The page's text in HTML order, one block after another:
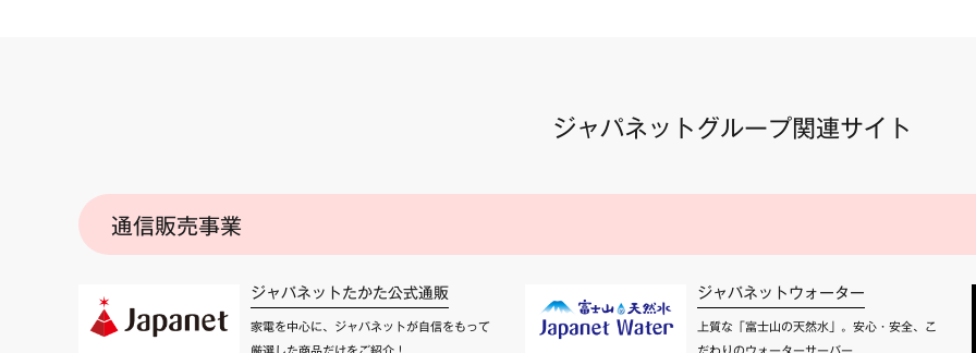
ジャパネットグループ関連サイト
通信販売事業
ジャパネットたかた公式通販
家電を中心に、ジャパネットが自信をもって
ジャパネットウォーター
上質な「富士山の天然水」。安心・安全、こ